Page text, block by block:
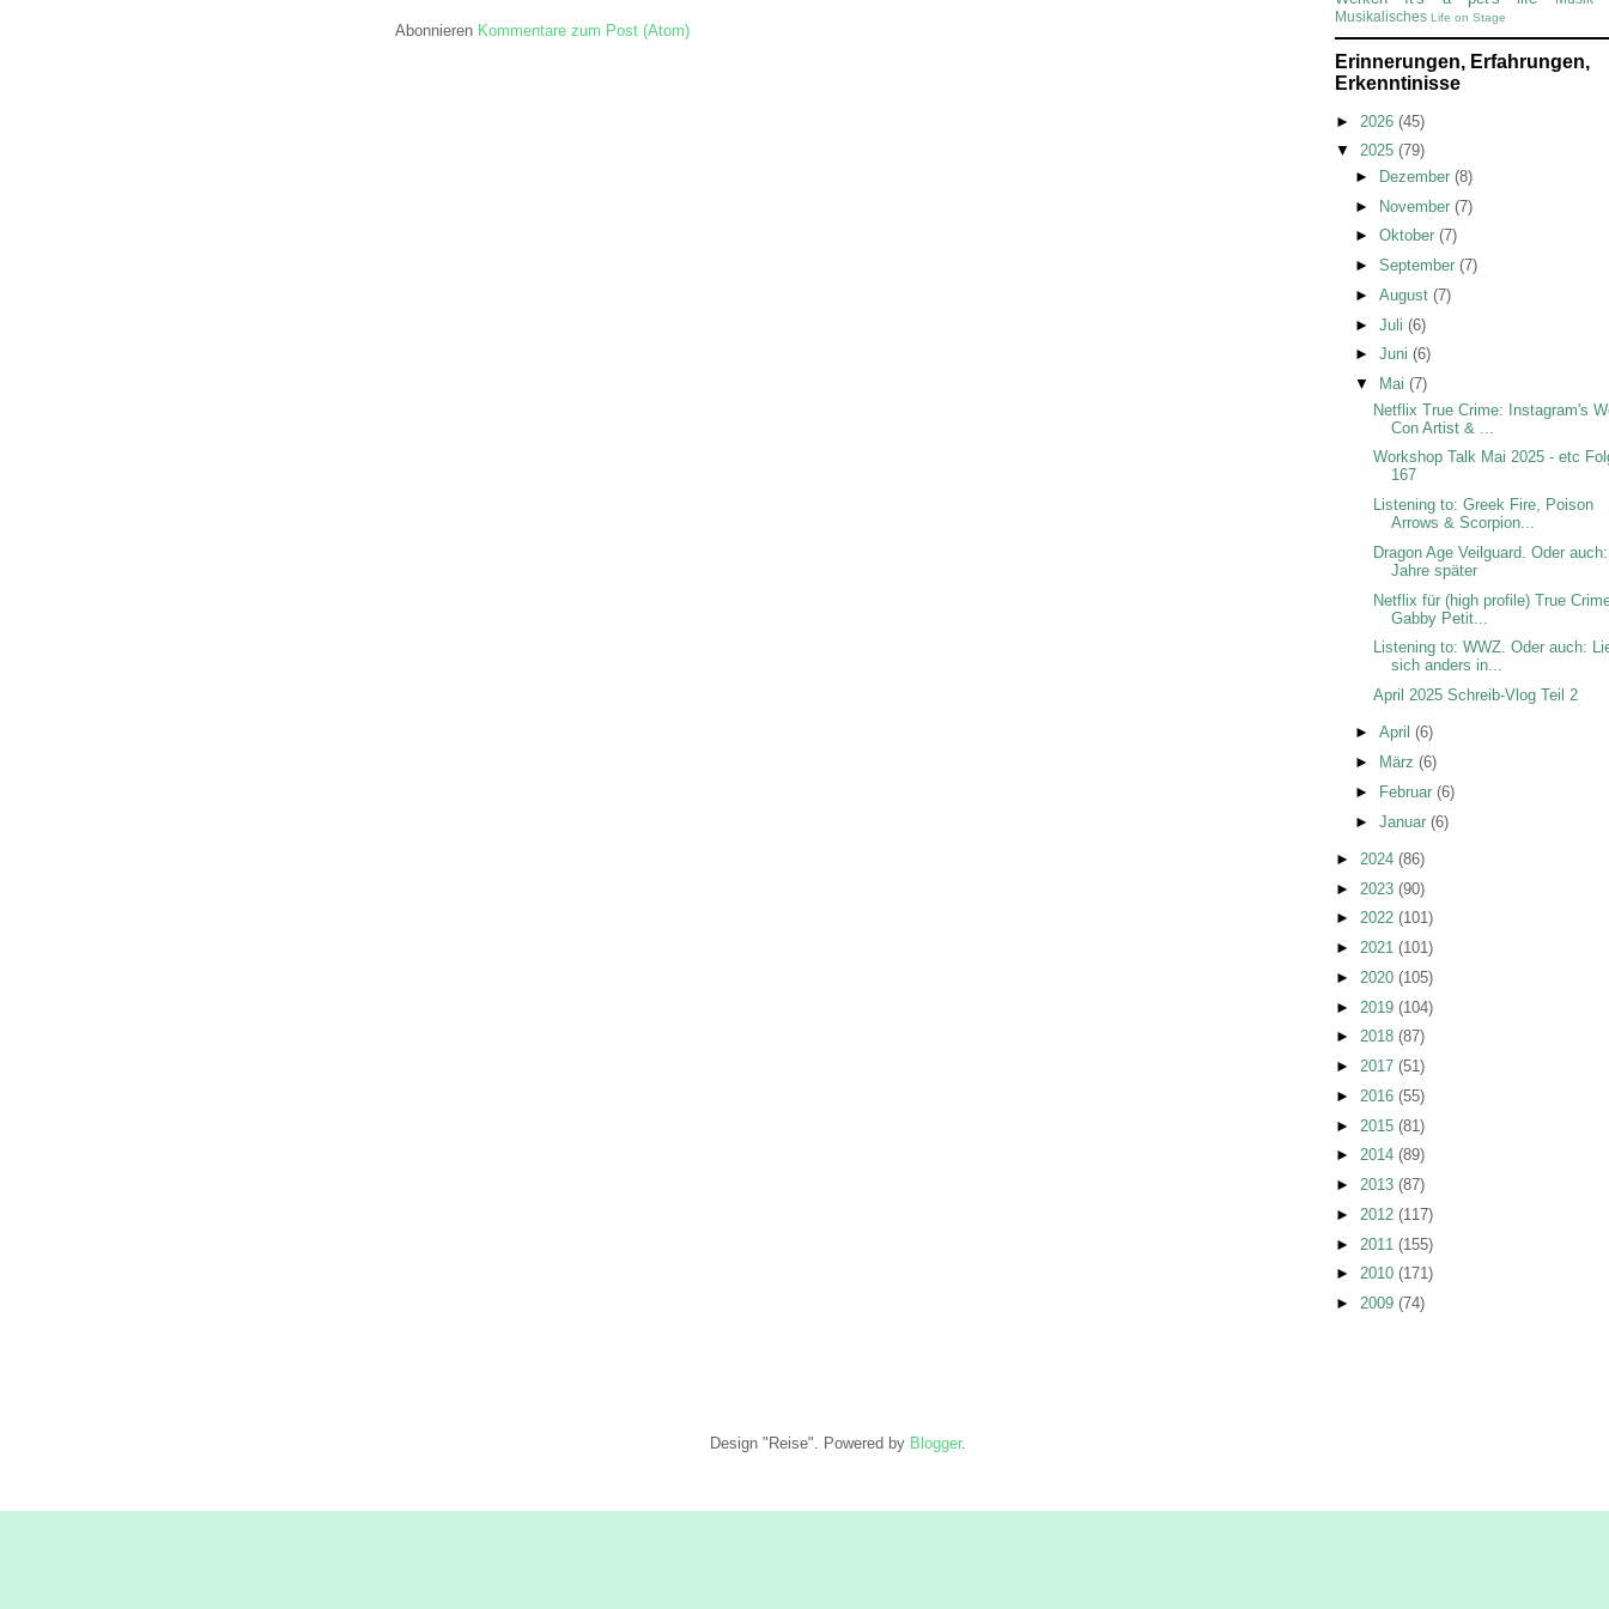
Abonnieren Kommentare zum Post (Atom)
Musikalisches Life on Stage
Erinnerungen, Erfahrungen,
Erkenntinisse
► 2026 (45)
▼ 2025 (79)
►
Dezember (8)
► November (7)
► Oktober (7)
► September (7)
► August (7)
► Juli (6)
► Juni (6)
▼
Mai (7)
Netflix True Crime: Instagram's
Con Artist & ...
Workshop Talk Mai 2025 - etc
167
Listening to: Greek Fire, Poison
Arrows & Scorpion...
Dragon Age Veilguard. Oder
Jahre später
Netflix für (high profile) True
Gabby Petit...
Listening to: WWZ. Oder auch:
sich anders in...
April 2025 Schreib-Vlog Teil 2
► April (6)
►
März (6)
►
Februar (6)
► Januar (6)
► 2024 (86)
► 2023 (90)
► 2022 (101)
► 2021 (101)
► 2020 (105)
► 2019 (104)
► 2018 (87)
► 2017 (51)
► 2016 (55)
► 2015 (81)
► 2014 (89)
► 2013 (87)
► 2012 (117)
► 2011 (155)
► 2010 (171)
► 2009 (74)
Design "Reise". Powered by Blogger.